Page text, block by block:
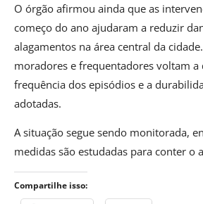
O órgão afirmou ainda que as
começo do ano ajudaram a reduzir
alagamentos na área central da
moradores e frequentadores voltam a
frequência dos episódios e a
adotadas.
A situação segue sendo monitorada,
medidas são estudadas para conter o
Compartilhe isso: